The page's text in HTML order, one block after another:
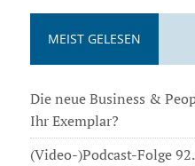
MEIST GELESEN
Die neue Business &
Ihr Exemplar?
(Video-)Podcast-Folge